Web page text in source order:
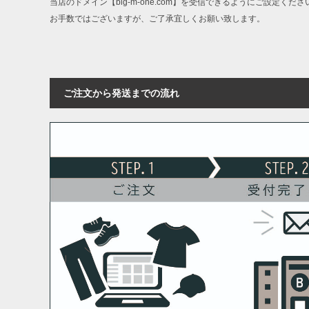
当店のドメイン【big-m-one.com】を受信できるようにご設定くださ
お手数ではございますが、ご了承宜しくお願い致します。
ご注文から発送までの流れ